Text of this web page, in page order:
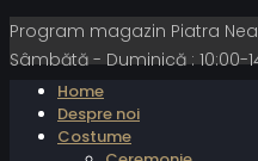
Program magazin Piatra
Sâmbătă - Duminică : 10:00-
Home
Despre noi
Costume